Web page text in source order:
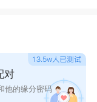
对
他的缘分密码